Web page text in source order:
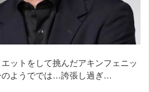
ットをして挑んだアキンフェニッ
のようででは…誇張し過ぎ…